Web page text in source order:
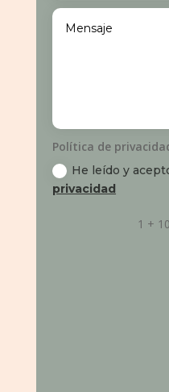
Política de
He leído y
privacidad
1 + 10